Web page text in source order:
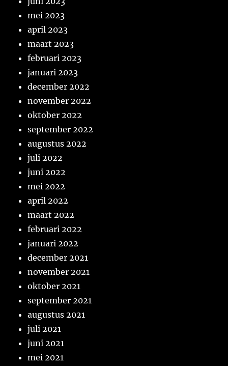
mei 2023
april 2023
maart 2023
februari 2023
januari 2023
december 2022
november 2022
oktober 2022
september 2022
augustus 2022
juli 2022
juni 2022
mei 2022
april 2022
maart 2022
februari 2022
januari 2022
december 2021
november 2021
oktober 2021
september 2021
augustus 2021
juli 2021
juni 2021
mei 2021